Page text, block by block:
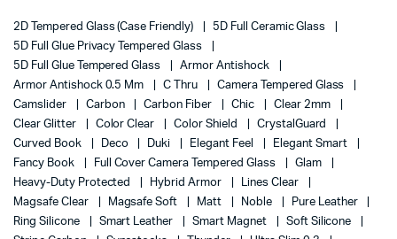
2D Tempered Glass (case Friendly)
5D Full Ceramic Glass
5D Full Glue Privacy Tempered Glass
5D Full Glue Tempered Glass
Armor Antishock
Armor Antishock 0.5 Mm
C Thru
Camera Tempered Glass
Camslider
Carbon Carbon Fiber Chic
Clear 2mm
Clear Glitter
Color Clear Color Shield
CrystalGuard
Curved Book
Deco Duki Elegant Feel
Elegant Smart
Fancy Book
Full Cover Camera Tempered Glass
Glam
Heavy-Duty Protected
Hybrid Armor
Lines Clear
Magsafe Clear
Magsafe Soft Matt Noble
Pure Leather
Ring Silicone
Smart Leather Smart Magnet
Soft Silicone